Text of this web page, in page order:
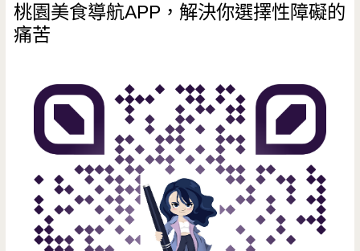
桃園美食導航APP，解決你選擇性障礙的
痛苦